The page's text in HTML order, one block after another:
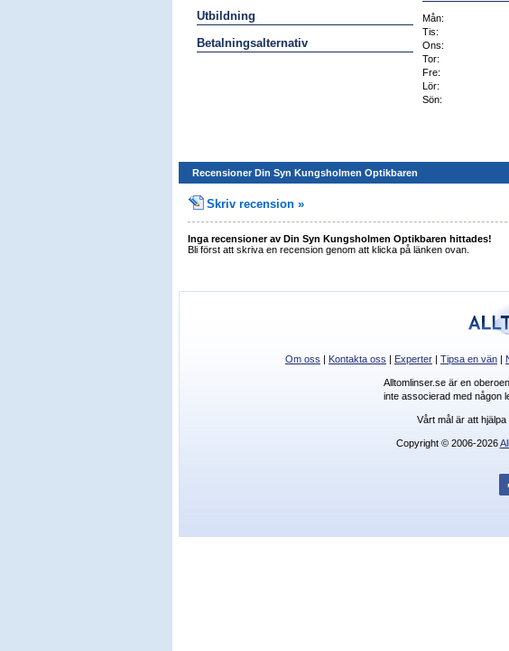
Utbildning
Betalningsalternativ
Mån:
Tis:
Ons:
Tor:
Fre:
Lör:
Sön:
Recensioner Din Syn Kungsholmen Optikbaren
Skriv recension »
Inga recensioner av Din Syn Kungsholmen Optikbaren hittades!
Bli först att skriva en recension genom att klicka på länken ovan.
Om oss | Kontakta oss | Experter | Tipsa en vän |
Alltomlinser.se är en
inte associerad med någon
Vårt mål är att hjälpa
Copyright © 2006-2026